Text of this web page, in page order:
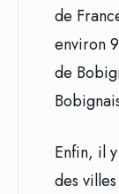
de
environ
de
Enfin, il
des